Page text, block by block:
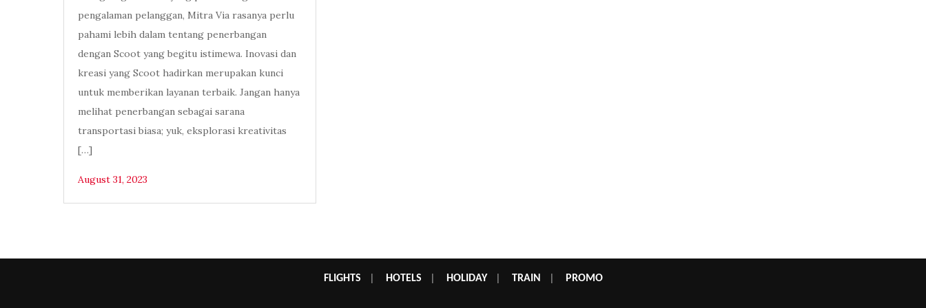
pengalaman pelanggan, Mitra Via rasanya perlu
pahami lebih dalam tentang penerbangan
dengan Scoot yang begitu istimewa. Inovasi dan
kreasi yang Scoot hadirkan merupakan kunci
untuk memberikan layanan terbaik. Jangan hanya
melihat penerbangan sebagai sarana
transportasi biasa; yuk, eksplorasi kreativitas
[…]
August 31, 2023
FLIGHTS HOTELS HOLIDAY| TRAIN PROMO